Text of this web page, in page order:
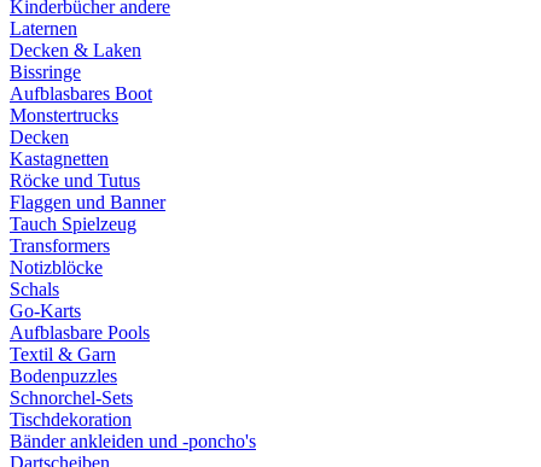
Kinderbücher andere
Laternen
Decken & Laken
Bissringe
Aufblasbares Boot
Monstertrucks
Decken
Kastagnetten
Röcke und Tutus
Flaggen und Banner
Tauch Spielzeug
Transformers
Notizblöcke
Schals
Go-Karts
Aufblasbare Pools
Textil & Garn
Bodenpuzzles
Schnorchel-Sets
Tischdekoration
Bänder ankleiden und -poncho's
Dartscheiben